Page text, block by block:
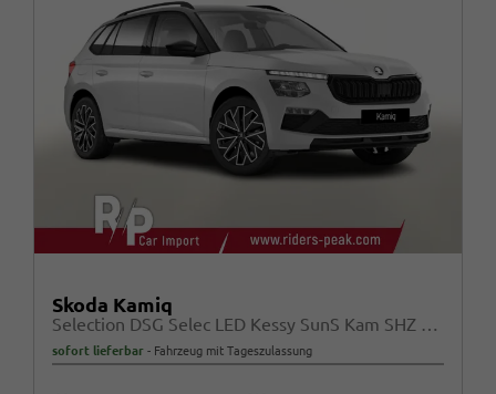
Skoda Kamiq
Selection DSG Selec LED Kessy SunS Kam SHZ Temp PDC
sofort lieferbar Fahrzeug mit Tageszulassung